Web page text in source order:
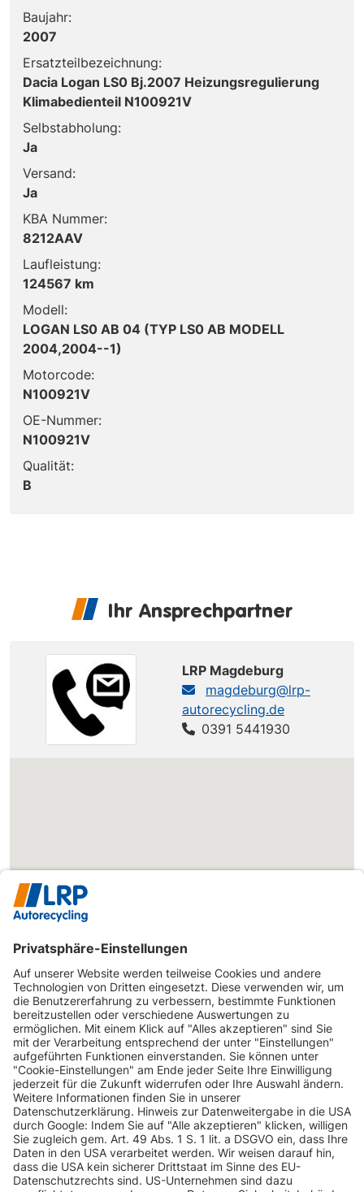
Baujahr:
2007
Ersatzteilbezeichnung:
Dacia Logan LS0 Bj.2007 Heizungsregulierung
Klimabedienteil N100921V
Selbstabholung:
Ja
Versand:
Ja
KBA Nummer:
8212AAV
Laufleistung:
124567 km
Modell:
LOGAN LS0 AB 04 (TYP LS0 AB MODELL
2004,2004--1)
Motorcode:
N100921V
OE-Nummer:
N100921V
Qualität:
B
Ihr Ansprechpartner
LRP Magdeburg
magdeburg@lrp-
autorecycling.de
0391 5441930
INFORMATIONEN
KUNDENSERVICE